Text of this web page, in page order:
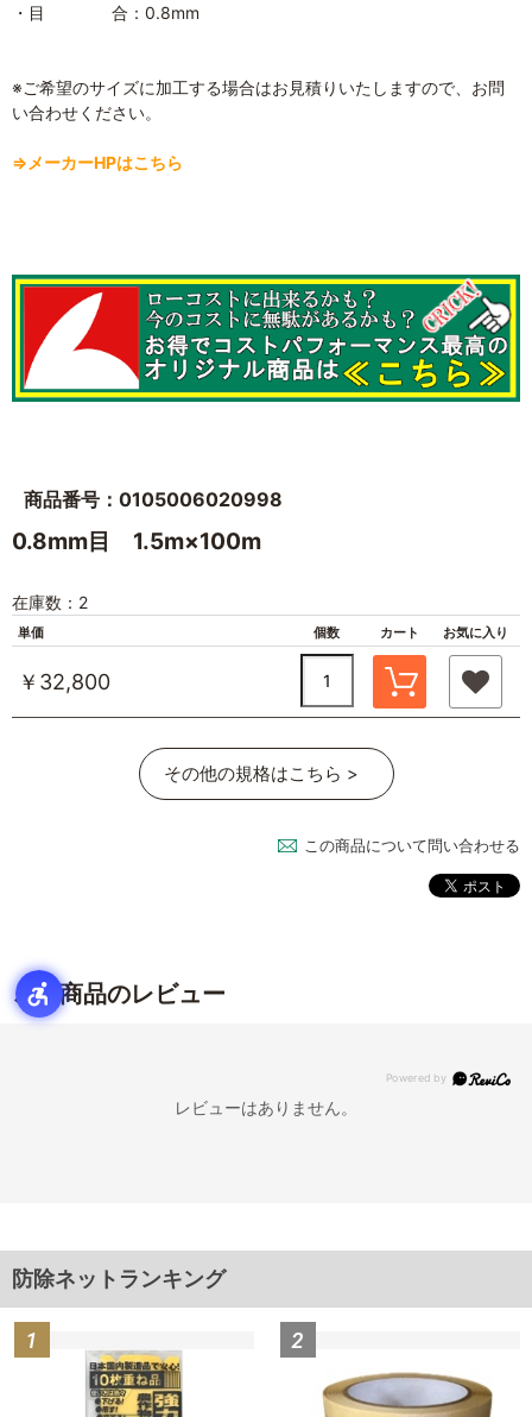
・目 合：0.8mm
※ご希望のサイズに加工する場合はお見積りいたしますので、お問
い合わせください。
⇒メーカーHPはこちら
商品番号：0105006020998
0.8mm目 1.5m×100m
在庫数：2
単価 個数 カート お気に入り
￥32,800
その他の規格はこちら >
この商品について問い合わせる
この商品のレビュー
レビューはありません。
防除ネットランキング